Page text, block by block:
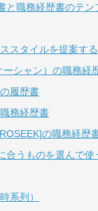
と職務経歴書のテン
スタイルを提案する
ーシャン）の職務経
履歴書
務経歴書
の職務経歴
合うものを選んで使
系列）